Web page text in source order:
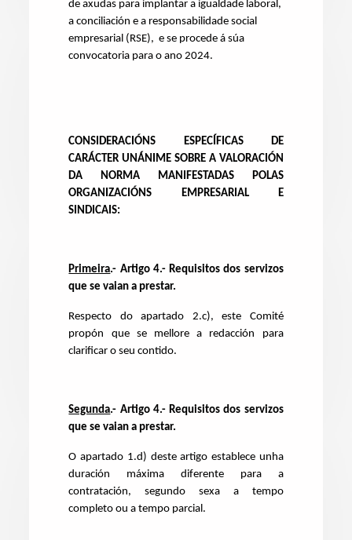
de axudas para implantar a igualdade laboral,
a conciliación e a responsabilidade social
empresarial (RSE), e se procede á súa
convocatoria para o ano 2024.
CONSIDERACIÓNS ESPECÍFICAS DE
CARÁCTER UNÁNIME SOBRE A VALORACIÓN
DA NORMA MANIFESTADAS POLAS
ORGANIZACIÓNS EMPRESARIAL E
SINDICAIS:
Primeira.- Artigo 4.- Requisitos dos servizos
que se vaian a prestar.
Respecto do apartado 2.c), este Comité
propón que se mellore a redacción para
clarificar o seu contido.
Segunda.- Artigo 4.- Requisitos dos servizos
que se vaian a prestar.
O apartado 1.d) deste artigo establece unha
duración máxima diferente para a
contratación, segundo sexa a tempo
completo ou a tempo parcial.